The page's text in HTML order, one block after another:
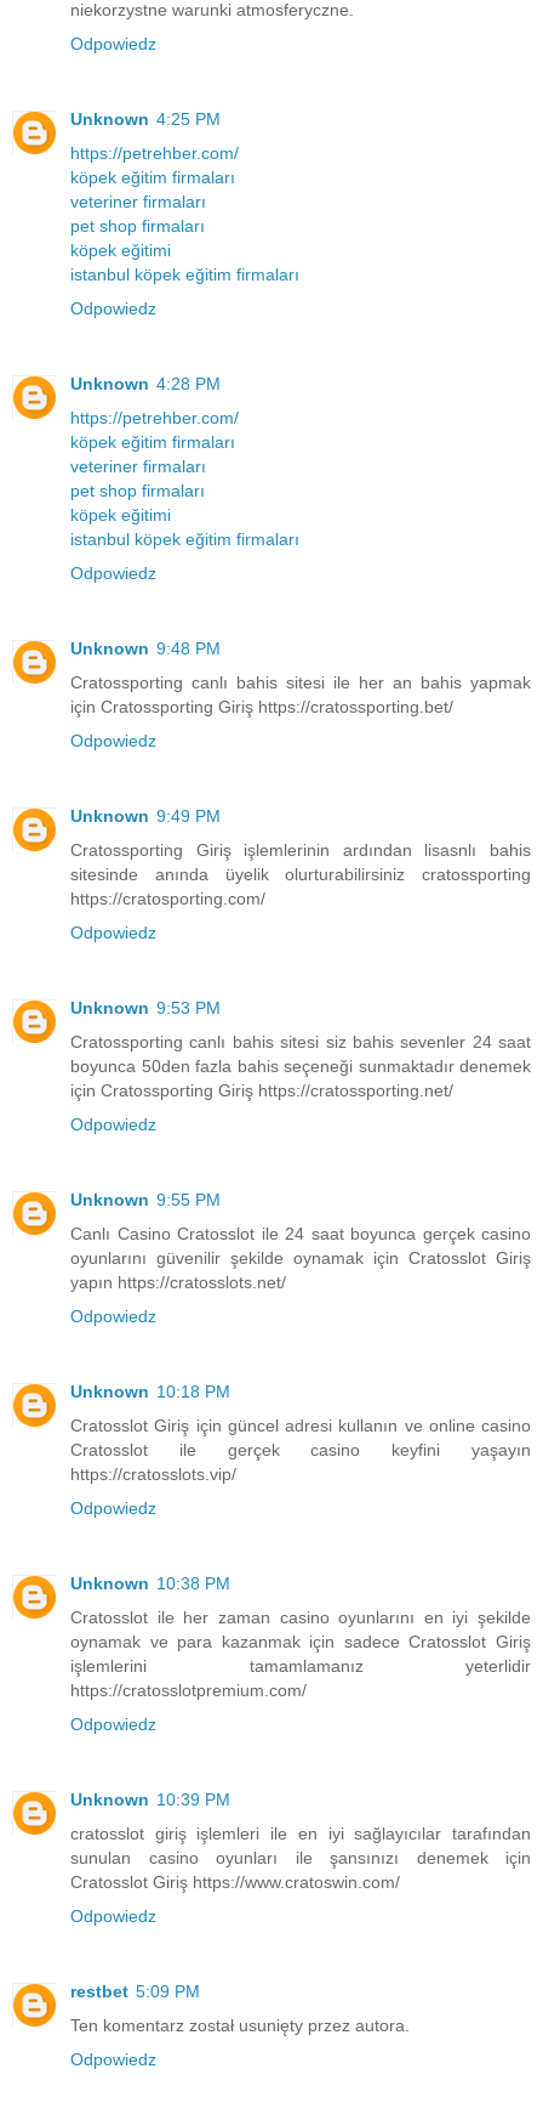
niekorzystne warunki atmosferyczne.
Odpowiedz
Unknown 4:25 PM
https://petrehber.com/
köpek eğitim firmaları
veteriner firmaları
pet shop firmaları
köpek eğitimi
istanbul köpek eğitim firmaları
Odpowiedz
Unknown 4:28 PM
https://petrehber.com/
köpek eğitim firmaları
veteriner firmaları
pet shop firmaları
köpek eğitimi
istanbul köpek eğitim firmaları
Odpowiedz
Unknown 9:48 PM
Cratossporting canlı bahis sitesi ile her an bahis yapmak
için Cratossporting Giriş https://cratossporting.bet/
Odpowiedz
Unknown 9:49 PM
Cratossporting Giriş işlemlerinin ardından lisasnlı bahis
sitesinde anında üyelik olurturabilirsiniz cratossporting
https://cratosporting.com/
Odpowiedz
Unknown 9:53 PM
Cratossporting canlı bahis sitesi siz bahis sevenler 24 saat
boyunca 50den fazla bahis seçeneği sunmaktadır denemek
için Cratossporting Giriş https://cratossporting.net/
Odpowiedz
Unknown 9:55 PM
Canlı Casino Cratosslot ile 24 saat boyunca gerçek casino
oyunlarını güvenilir şekilde oynamak için Cratosslot Giriş
yapın https://cratosslots.net/
Odpowiedz
Unknown 10:18 PM
Cratosslot Giriş için güncel adresi kullanın ve online casino
Cratosslot ile gerçek casino keyfini yaşayın
https://cratosslots.vip/
Odpowiedz
Unknown 10:38 PM
Cratosslot ile her zaman casino oyunlarını en iyi şekilde
oynamak ve para kazanmak için sadece Cratosslot Giriş
işlemlerini tamamlamanız yeterlidir
https://cratosslotpremium.com/
Odpowiedz
Unknown 10:39 PM
cratosslot giriş işlemleri ile en iyi sağlayıcılar tarafından
sunulan casino oyunları ile şansınızı denemek için
Cratosslot Giriş https://www.cratoswin.com/
Odpowiedz
restbet 5:09 PM
Ten komentarz został usunięty przez autora.
Odpowiedz